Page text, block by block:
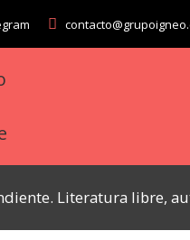
Literatura libre,